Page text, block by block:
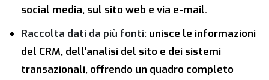
social media, sul sito web e via e-mail.
Raccolta dati da più fonti: unisce le informazioni
del CRM, dell’analisi del sito e dei sistemi
transazionali, offrendo un quadro completo